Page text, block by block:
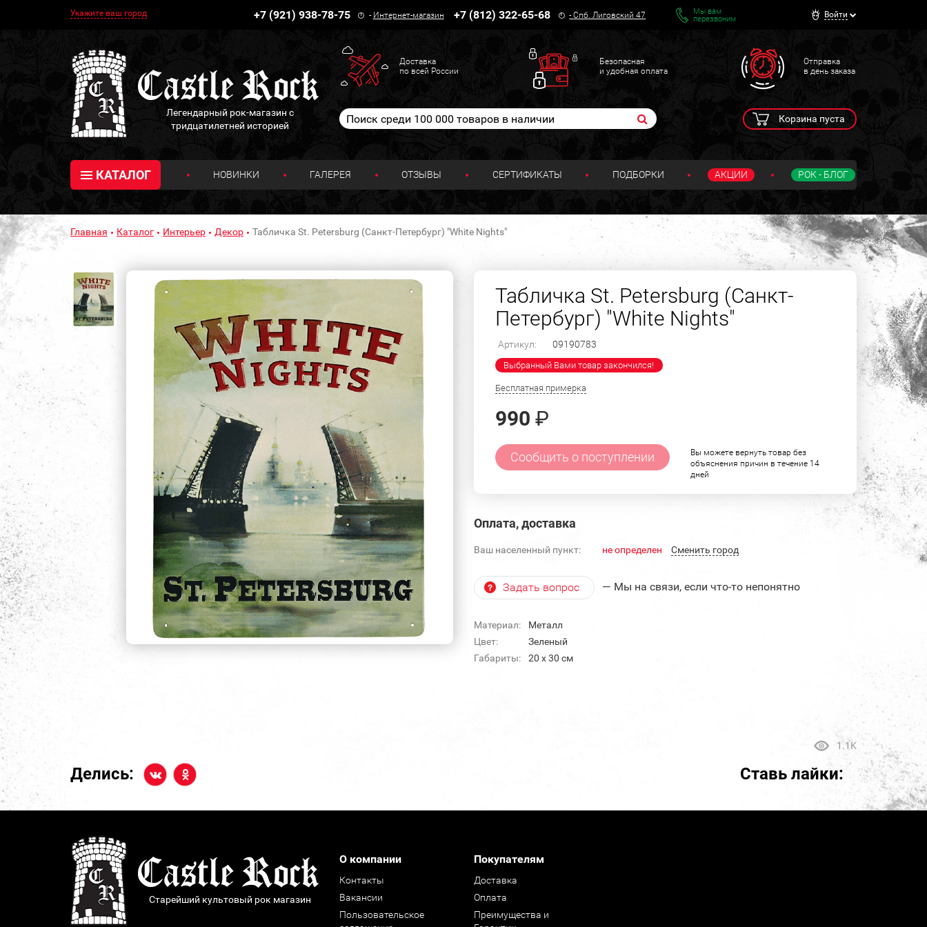
Укажите ваш город +7 (921) 938-78-75 - Интернет-магазин +7 (812) 322-65-68 -Спб. Лиговский 47
Мы вам
перезвоним
Войти
Легендарный рок-магазин с
тридцатилетней историей
Доставка
по всей России
Безопасная
и удобная оплата
Отправка
в день заказа
Корзина пуста
КАТАЛОГ НОВИНКИ ГАЛЕРЕЯ ОТЗЫВЫ СЕРТИФИКАТЫ ПОДБОРКИ АКЦИИ РОК - БЛОГ
Главная Каталог Интерьер Декор Табличка St. Petersburg (Санкт-Петербург) "White Nights"
Табличка St. Petersburg (Санкт-
Петербург) "White Nights"
Артикул: 09190783
Выбранный Вами товар закончился!
Бесплатная примерка
990 ₽
Сообщить о поступлении
Вы можете вернуть товар без
объяснения причин в течение 14
дней
Оплата, доставка
Ваш населенный пункт: не определен Cменить город
Задать вопрос — Мы на связи, если что-то непонятно
Материал:
Металл
Цвет:
Зеленый
Габариты:
20 х 30 см
1.1K
Делись: Ставь лайки:
Старейший культовый рок магазин
О компании
Контакты
Вакансии
Пользовательское
Покупателям
Доставка
Оплата
Преимущества и